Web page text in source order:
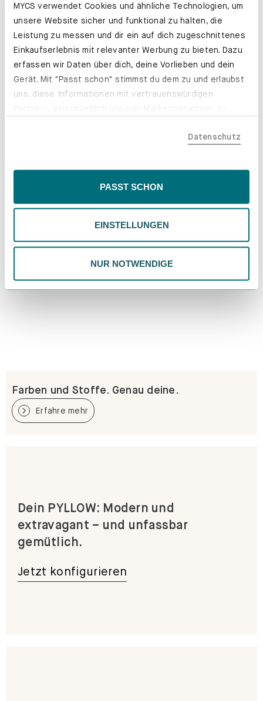
MYCS verwendet Cookies und ähnliche Technologien, um
unsere Website sicher und funktional zu halten, die
Leistung zu messen und dir ein auf dich zugeschnittenes
Einkaufserlebnis mit relevanter Werbung zu bieten. Dazu
erfassen wir Daten über dich, deine Vorlieben und dein
Gerät. Mit "Passt schon" stimmst du dem zu und erlaubst
uns, diese Informationen mit vertrauenswürdigen
der EU, beispielsweise in den USA, verarbeitet werden
Inhalte eingeschränkt sein könnten. Wähle
deiner Präferenzen. Du kannst deine Wahl jederzeit
ändern. Weitere Informationen findest du in unserer
Datenschutzrichtlinie.
Datenschutz
PASST SCHON
EINSTELLUNGEN
NUR NOTWENDIGE
Farben und Stoffe. Genau deine.
Erfahre mehr
Dein PYLLOW: Modern und
extravagant – und unfassbar
gemütlich.
Jetzt konfigurieren